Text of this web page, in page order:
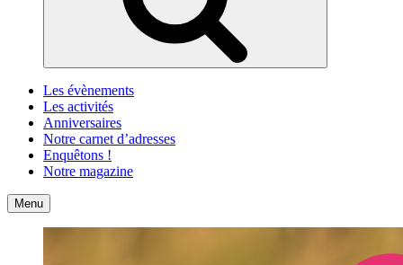
Les évènements
Les activités
Anniversaires
Notre carnet d’adresses
Enquêtons !
Notre magazine
Accueil
Menu Contact